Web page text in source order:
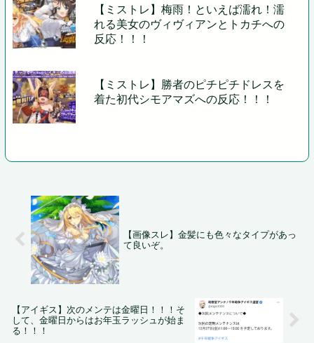
【ミストレ】梅雨！といえば濡れ！濡
れる美女のヴィヴィアンとトカチへの
反応！！！
【ミストレ】勝者のピチピチドレスを
着た初代シモアマズへの反応！！！
【画像スレ】金髪にも色々なタイプがあっ
て良いぞ。
【アイギス】次のメンテは金曜日！！！そ
して、金曜日からはお年玉ラッシュが始ま
る！！！